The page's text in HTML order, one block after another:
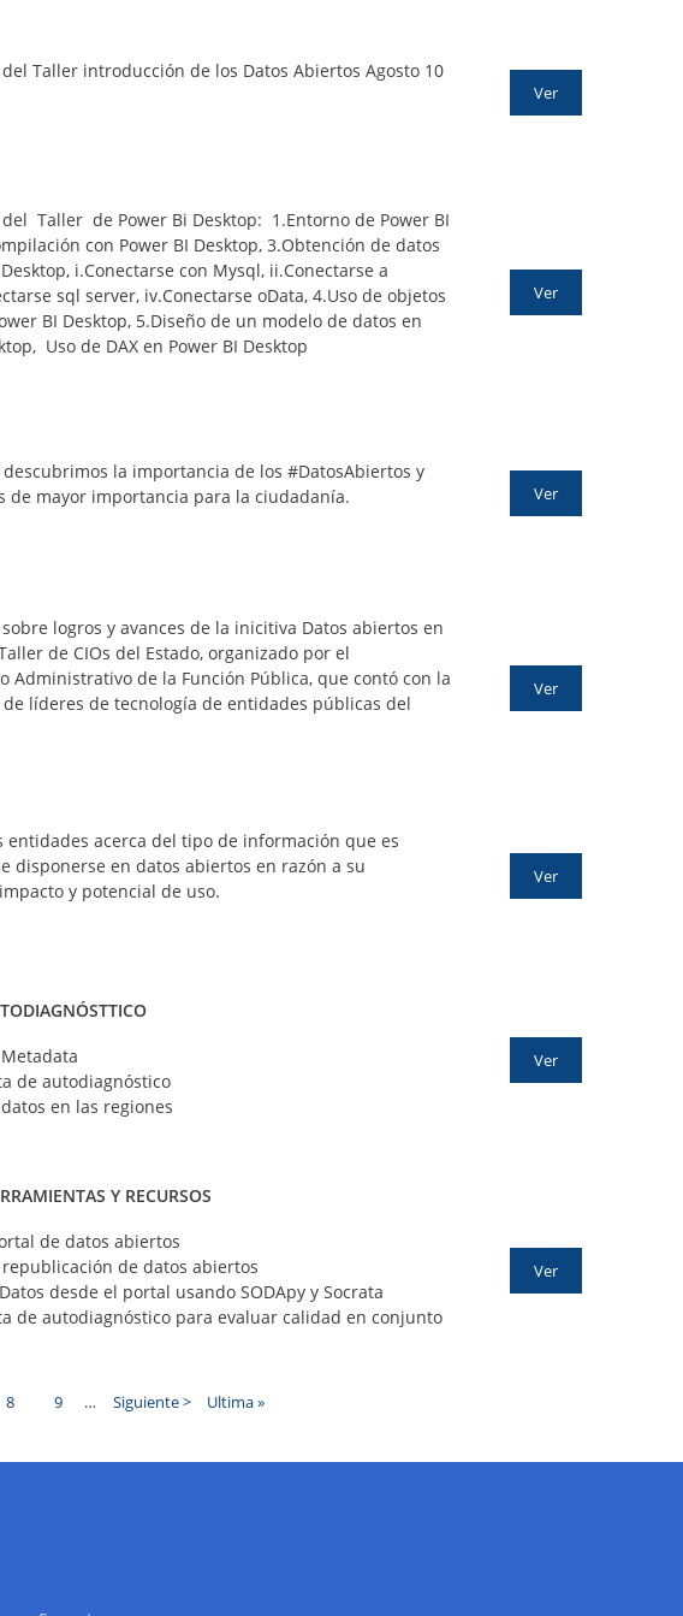
Taller introducción de los Datos Abiertos Agosto 10
Ver
Taller de Power Bi Desktop: 1.Entorno de Power BI
con Power BI Desktop, 3.Obtención de datos
i.Conectarse con Mysql, ii.Conectarse a
sql server, iv.Conectarse oData, 4.Uso de objetos
BI Desktop, 5.Diseño de un modelo de datos en
Uso de DAX en Power BI Desktop
Ver
la importancia de los #DatosAbiertos y
de mayor importancia para la ciudadanía.
Ver
logros y avances de la inicitiva Datos abiertos en
de CIOs del Estado, organizado por el
Administrativo de la Función Pública, que contó con la
líderes de tecnología de entidades públicas del
Ver
entidades acerca del tipo de información que es
disponerse en datos abiertos en razón a su
y potencial de uso.
Ver
de autodiagnóstico
en las regiones
Ver
Y RECURSOS
de datos abiertos
republicación de datos abiertos
desde el portal usando SODApy y Socrata
de autodiagnóstico para evaluar calidad en conjunto
Ver
Page
8 Page
9 …
Siguiente
Siguiente >
Última
Ultima »